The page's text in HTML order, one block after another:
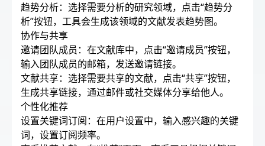
趋势分析：选择需要分析的研究领域，点击“趋势分
析”按钮，工具会生成该领域的文献发表趋势图。
协作与共享
邀请团队成员：在文献库中，点击“邀请成员”按钮，
输入团队成员的邮箱，发送邀请链接。
文献共享：选择需要共享的文献，点击“共享”按钮，
生成共享链接，通过邮件或社交媒体分享给他人。
个性化推荐
设置关键词订阅：在用户设置中，输入感兴趣的关键
词，设置订阅频率。